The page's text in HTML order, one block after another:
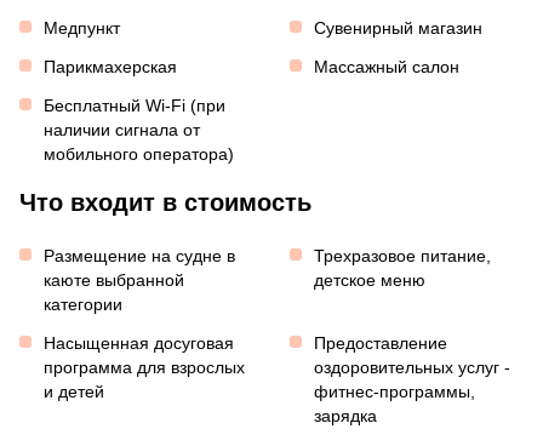
Медпункт
Сувенирный магазин
Парикмахерская
Массажный салон
Бесплатный Wi-Fi (при
наличии сигнала от
мобильного оператора)
Что входит в стоимость
Размещение на судне в
каюте выбранной
категории
Трехразовое питание,
детское меню
Насыщенная досуговая
программа для взрослых
и детей
Предоставление
оздоровительных услуг -
фитнес-программы,
зарядка